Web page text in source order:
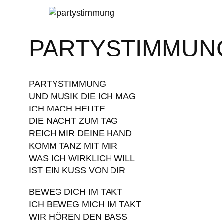
PARTYSTIMMUNG
UND MUSIK DIE ICH MAG
ICH MACH HEUTE
DIE NACHT ZUM TAG
REICH MIR DEINE HAND
KOMM TANZ MIT MIR
WAS ICH WIRKLICH WILL
IST EIN KUSS VON DIR
BEWEG DICH IM TAKT
ICH BEWEG MICH IM TAKT
WIR HÖREN DEN BASS